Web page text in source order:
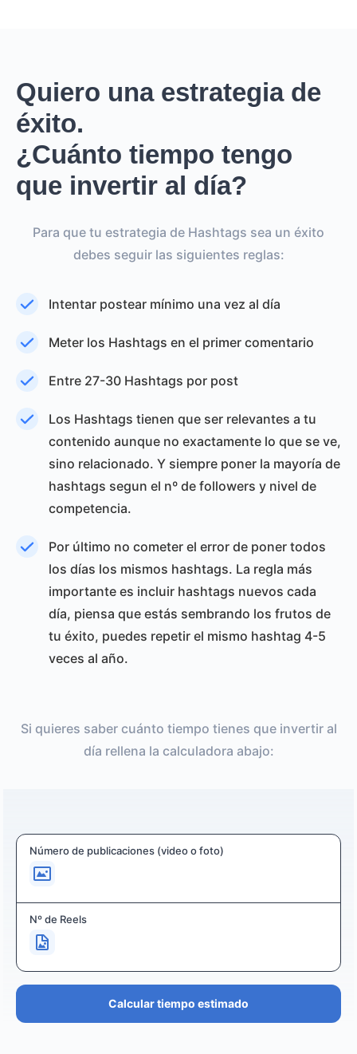
Quiero una estrategia de
éxito.
¿Cuánto tiempo tengo
que invertir al día?
Para que tu estrategia de Hashtags sea un éxito
debes seguir las siguientes reglas:
Intentar postear mínimo una vez al día
Meter los Hashtags en el primer comentario
Entre 27-30 Hashtags por post
Los Hashtags tienen que ser relevantes a tu
contenido aunque no exactamente lo que se ve,
sino relacionado. Y siempre poner la mayoría de
hashtags segun el nº de followers y nivel de
competencia.
Por último no cometer el error de poner todos
los días los mismos hashtags. La regla más
importante es incluir hashtags nuevos cada
día, piensa que estás sembrando los frutos de
tu éxito, puedes repetir el mismo hashtag 4-5
veces al año.
Si quieres saber cuánto tiempo tienes que invertir al
día rellena la calculadora abajo:
Número de publicaciones (video o foto)
Nº de Reels
Calcular tiempo estimado